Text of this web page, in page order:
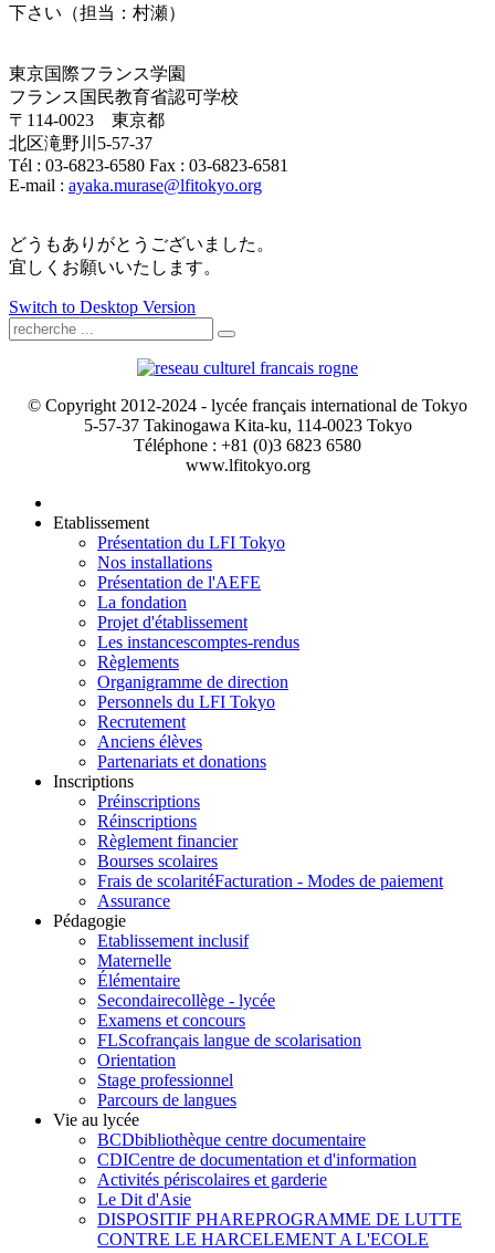
下さい（担当：村瀬）
東京国際フランス学園
フランス国民教育省認可学校
〒114-0023 東京都
北区滝野川5-57-37
Tél : 03-6823-6580 Fax : 03-6823-6581
E-mail : ayaka.murase@lfitokyo.org
どうもありがとうございました。
宜しくお願いいたします。
Switch to Desktop Version
© Copyright 2012-2024 - lycée français international de Tokyo
5-57-37 Takinogawa Kita-ku, 114-0023 Tokyo
Téléphone : +81 (0)3 6823 6580
www.lfitokyo.org
Etablissement
Présentation du LFI Tokyo
Nos installations
Présentation de l'AEFE
La fondation
Projet d'établissement
Les instancescomptes-rendus
Règlements
Organigramme de direction
Personnels du LFI Tokyo
Recrutement
Anciens élèves
Partenariats et donations
Inscriptions
Préinscriptions
Réinscriptions
Règlement financier
Bourses scolaires
Frais de scolaritéFacturation - Modes de paiement
Assurance
Pédagogie
Etablissement inclusif
Maternelle
Élémentaire
Secondairecollège - lycée
Examens et concours
FLScofrançais langue de scolarisation
Orientation
Stage professionnel
Parcours de langues
Vie au lycée
BCDbibliothèque centre documentaire
CDICentre de documentation et d'information
Activités périscolaires et garderie
Le Dit d'Asie
DISPOSITIF PHAREPROGRAMME DE LUTTE
CONTRE LE HARCELEMENT A L'ECOLE